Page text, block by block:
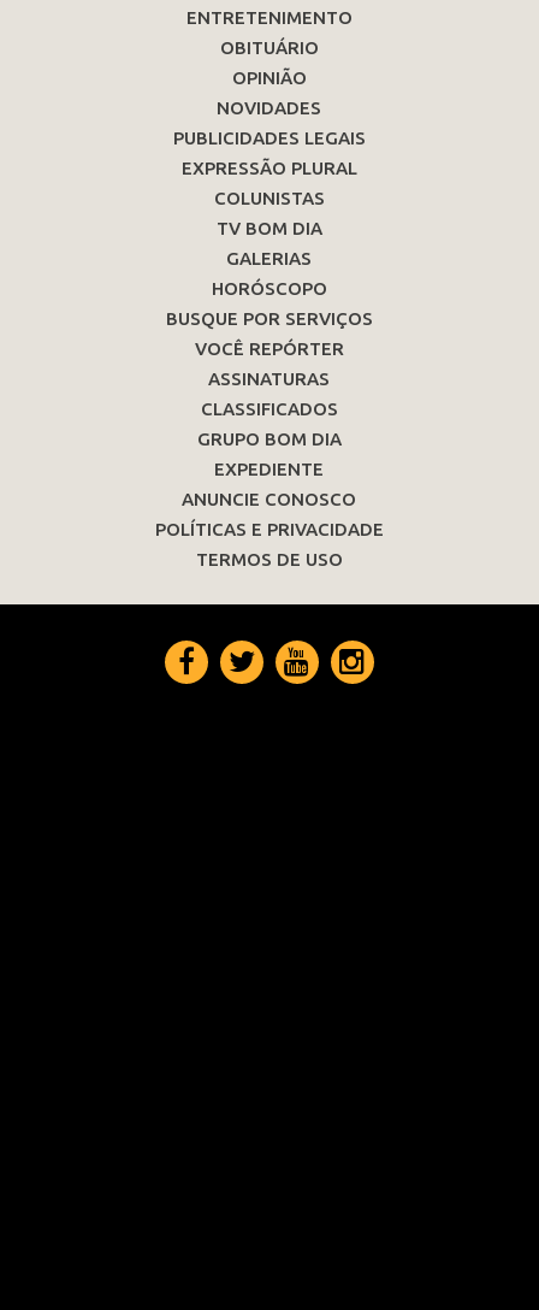
ENTRETENIMENTO
OBITUÁRIO
OPINIÃO
NOVIDADES
PUBLICIDADES LEGAIS
EXPRESSÃO PLURAL
COLUNISTAS
TV BOM DIA
GALERIAS
HORÓSCOPO
BUSQUE POR SERVIÇOS
VOCÊ REPÓRTER
ASSINATURAS
CLASSIFICADOS
GRUPO BOM DIA
EXPEDIENTE
ANUNCIE CONOSCO
POLÍTICAS E PRIVACIDADE
TERMOS DE USO